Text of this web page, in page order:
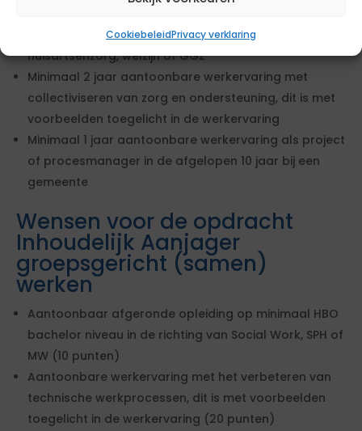
CookiebeleidPrivacy verklaring
Minimaal 2 jaar aantoonbare werkervaring binnen
huisartsenzorg, welzijn of GGZ
Minimaal 2 jaar aantoonbare werkervaring met
collectiviseren van zorg en ondersteuning, dit is met
voorbeelden toegelicht in de werkervaring
Minimaal 1 jaar aantoonbare werkervaring als project
of procesmanager in de afgelopen 10 jaar bij een
gemeente
Wensen voor de opdracht
Inhoudelijk Aanjager
groepsgericht (samen)
werken
Aantoonbaar afgeronde opleiding op minimaal HBO
bachelor niveau in de richting van Social Work, SPH of
MW (10 punten)
Aantoonbare werkervaring met het verbeteren van
technische werkprocessen, dit is met voorbeelden
toegelicht in de werkervaring (20 punten)